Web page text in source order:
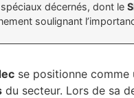
spéciaux décernés, dont le
soulignant
se positionne comme
du secteur. Lors de sa